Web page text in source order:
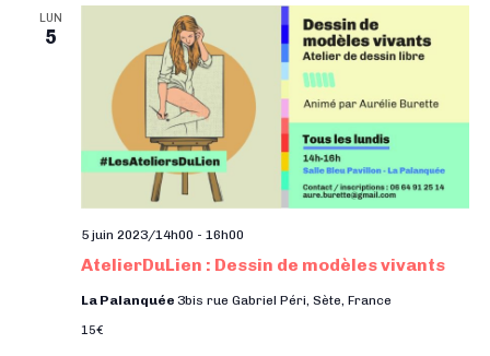
LUN
5
AtelierDuLien : Dessin de modèles vivants
5 juin 2023/14h00 - 16h00
La Palanquée 3bis rue Gabriel Péri, Sète, France
15€